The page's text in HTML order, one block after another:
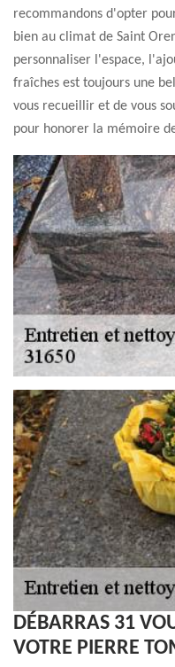
recommandons d'opter
bien au climat de Saint
personnaliser l'espace,
fraîches est toujours une
vous recueillir et de vous
pour honorer la mémoire
DÉBARRAS 31
VOTRE PIERRE